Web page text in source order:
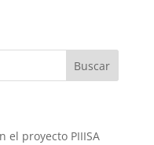
el proyecto PIIISA